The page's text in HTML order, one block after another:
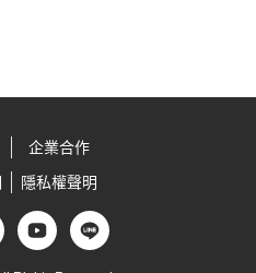
企業合作
隱私權聲明